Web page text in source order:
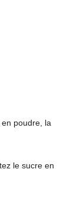
poudre, la
le sucre en